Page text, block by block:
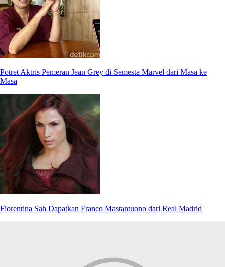
Potret Aktris Pemeran Jean Grey di Semesta Marvel dari Masa ke
Masa
Fiorentina Sah Dapatkan Franco Mastantuono dari Real Madrid